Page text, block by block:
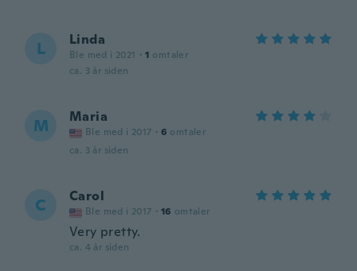
L Linda
Ble med i 2021 · 1 omtaler
ca. 3 år siden
M Maria
Ble med i 2017 · 6 omtaler
ca. 3 år siden
C Carol
Ble med i 2017 · 16 omtaler
Very pretty.
ca. 4 år siden